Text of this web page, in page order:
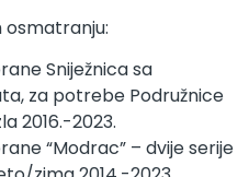
osmatranju:
Sniježnica sa
za potrebe Podružnice
2016.-2023.
“Modrac” – dvije serije